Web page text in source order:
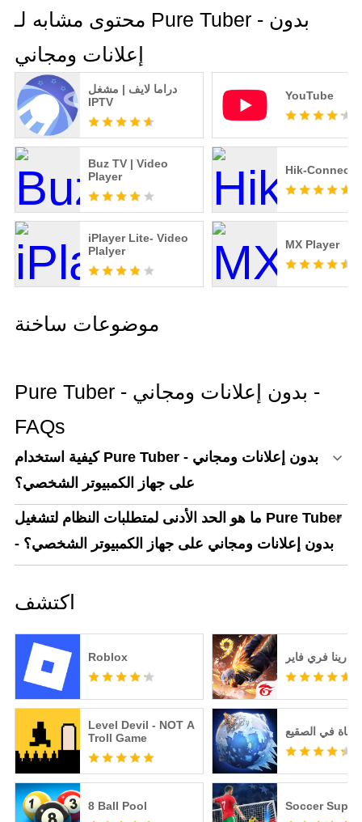
محتوى مشابه لـ Pure Tuber - بدون
إعلانات ومجاني
دراما لايف | مشغل
IPTV
YouTube
Buz TV | Video
Player
Hik-Connect
iPlayer Lite- Video
Plalyer
MX Player
موضوعات ساخنة
Pure Tuber - بدون إعلانات ومجاني -
FAQs
كيفية استخدام Pure Tuber - بدون إعلانات ومجاني
على جهاز الكمبيوتر الشخصي؟
ما هو الحد الأدنى لمتطلبات النظام لتشغيل Pure Tuber
- بدون إعلانات ومجاني على جهاز الكمبيوتر الشخصي؟
اكتشف
Roblox قارينا فري فاير
Level Devil - NOT A
Troll Game
في الصقيع
8 Ball Pool Soccer Super